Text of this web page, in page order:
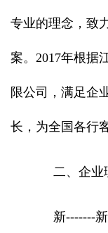
专业的理念，致
案。2017年根据
限公司，满足企
长，为全国各行
二、企业
新-------